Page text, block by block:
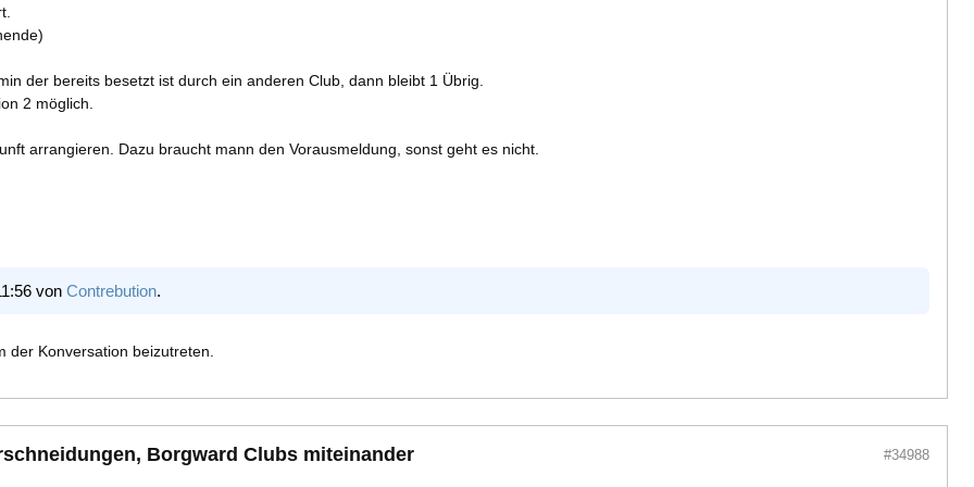
der bereits besetzt ist durch ein anderen Club, dann bleibt 1 Übrig.
2 möglich.
arrangieren. Dazu braucht mann den Vorausmeldung, sonst geht es nicht.
von Contrebution.
der Konversation beizutreten.
Borgward Clubs miteinander #34988